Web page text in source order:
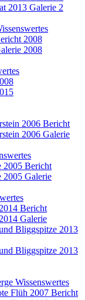
2013 Galerie 2
2008
2008
2006 Bericht
2006 Galerie
2005 Bericht
2005 Galerie
Bericht
Galerie
Bliggspitze 2013
Bliggspitze 2013
Wissenswertes
Flüh 2007 Bericht